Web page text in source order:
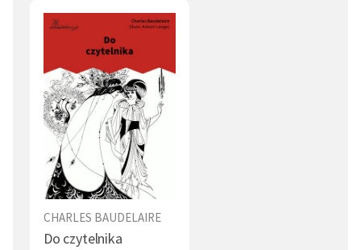
Powszechnie uważa się, że Baudelaire zmarł na syfilis,
podobnie jak jego wieloletnia kochanka, był też
uzależniony od laudanum i przypuszczalnie od opium,
nadużywał alkoholu, przez lata pędził życie kloszarda.
W 1866 r. podczas pobytu w Belgii doznał wylewu krwi
do mózgu i został częściowo sparaliżowany. Rok
później zmarł w klinice w Paryżu i został pochowany na
cmentarzu Montparnasse. Wydaniem pozostałych po
nim pism zajęła się owdowiała powtórnie matka.
CHARLES BAUDELAIRE
Do czytelnika